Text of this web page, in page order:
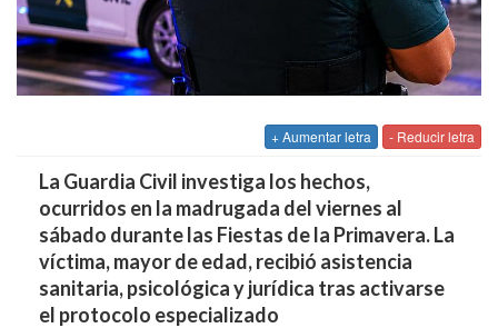
+ Aumentar letra - Reducir letra
La Guardia Civil investiga los hechos,
ocurridos en la madrugada del viernes al
sábado durante las Fiestas de la Primavera. La
víctima, mayor de edad, recibió asistencia
sanitaria, psicológica y jurídica tras activarse
el protocolo especializado